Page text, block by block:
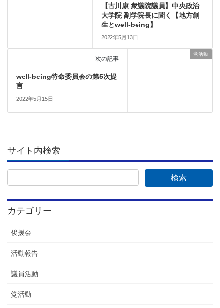
【古川康 衆議院議員】中央政治
大学院 副学院長に聞く【地方創
生とwell-being】
2022年5月13日
党活動
次の記事
well-being特命委員会の第5次提
言
2022年5月15日
サイト内検索
カテゴリー
後援会
活動報告
議員活動
党活動